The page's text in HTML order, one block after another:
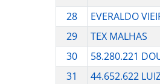
28
EVERALDO
29
TEX MALHAS
30
58.280.221
31
44.652.622